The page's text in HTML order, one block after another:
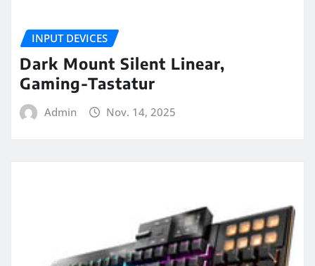
INPUT DEVICES
Dark Mount Silent Linear,
Gaming-Tastatur
Admin Nov. 14, 2025